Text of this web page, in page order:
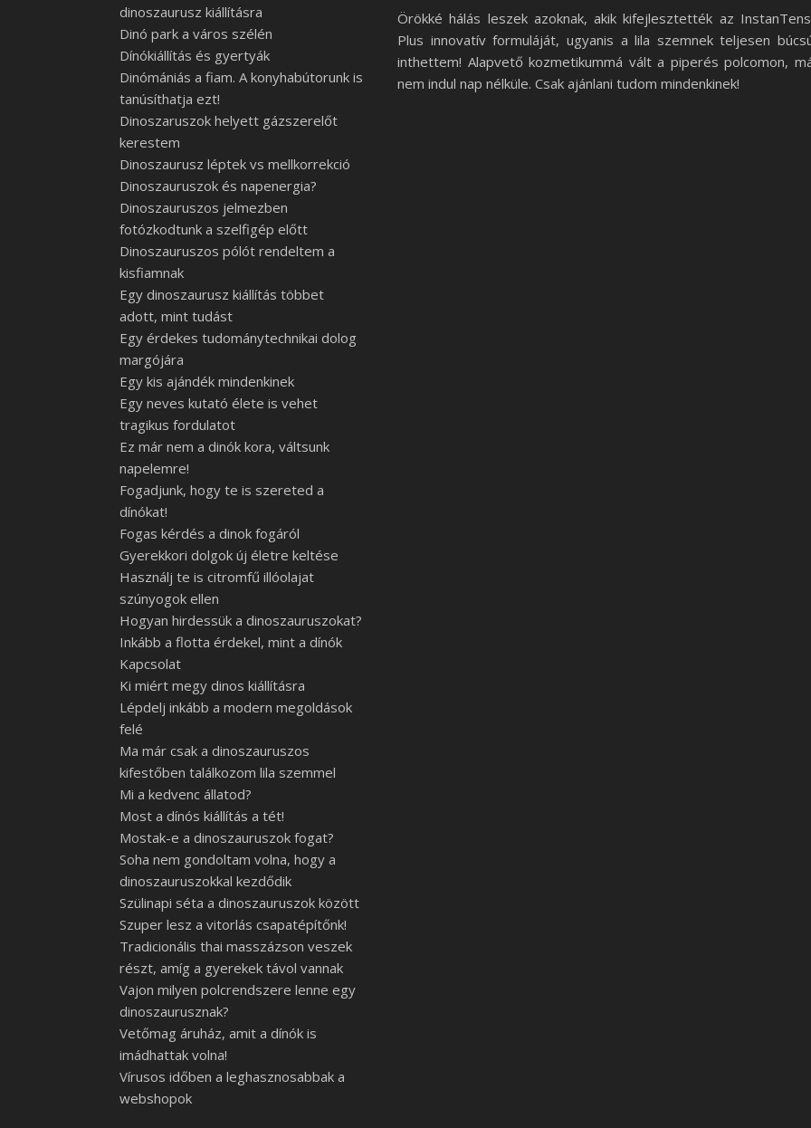
dinoszaurusz kiállításra
Dinó park a város szélén
Dínókiállítás és gyertyák
Dinómániás a fiam. A konyhabútorunk is
tanúsíthatja ezt!
Dinoszaruszok helyett gázszerelőt
kerestem
Dinoszaurusz léptek vs mellkorrekció
Dinoszauruszok és napenergia?
Dinoszauruszos jelmezben
fotózkodtunk a szelfigép előtt
Dinoszauruszos pólót rendeltem a
kisfiamnak
Egy dinoszaurusz kiállítás többet
adott, mint tudást
Egy érdekes tudománytechnikai dolog
margójára
Egy kis ajándék mindenkinek
Egy neves kutató élete is vehet
tragikus fordulatot
Ez már nem a dinók kora, váltsunk
napelemre!
Fogadjunk, hogy te is szereted a
dínókat!
Fogas kérdés a dinok fogáról
Gyerekkori dolgok új életre keltése
Használj te is citromfű illóolajat
szúnyogok ellen
Hogyan hirdessük a dinoszauruszokat?
Inkább a flotta érdekel, mint a dínók
Kapcsolat
Ki miért megy dinos kiállításra
Lépdelj inkább a modern megoldások
felé
Ma már csak a dinoszauruszos
kifestőben találkozom lila szemmel
Mi a kedvenc állatod?
Most a dínós kiállítás a tét!
Mostak-e a dinoszauruszok fogat?
Soha nem gondoltam volna, hogy a
dinoszauruszokkal kezdődik
Szülinapi séta a dinoszauruszok között
Szuper lesz a vitorlás csapatépítőnk!
Tradicionális thai masszázson veszek
részt, amíg a gyerekek távol vannak
Vajon milyen polcrendszere lenne egy
dinoszaurusznak?
Vetőmag áruház, amit a dínók is
imádhattak volna!
Vírusos időben a leghasznosabbak a
webshopok
Örökké hálás leszek azoknak, akik kifejlesztették az
Plus innovatív formuláját, ugyanis a lila szemnek teljesen
inthettem! Alapvető kozmetikummá vált a piperés polcomon,
nem indul nap nélküle. Csak ajánlani tudom mindenkinek!